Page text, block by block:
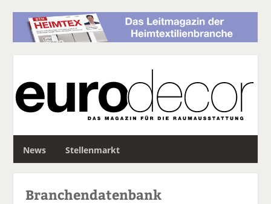
News Stellenmarkt
c
Branchendatenbank